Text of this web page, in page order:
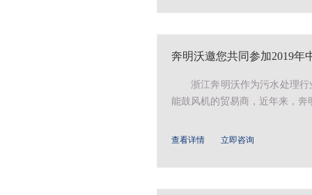
奔明沃邀您共同参加2019年
浙江奔明沃作为污水处理
能鼓风机的贸易商，近年来，
查看详情 立即咨询